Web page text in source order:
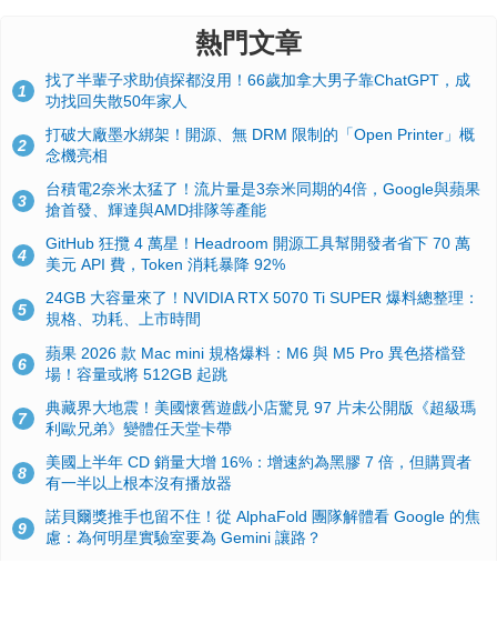
熱門文章
1
找了半輩子求助偵探都沒用！66歲加拿大男子靠ChatGPT，成
功找回失散50年家人
2
打破大廠墨水綁架！開源、無 DRM 限制的「Open Printer」概
念機亮相
3
台積電2奈米太猛了！流片量是3奈米同期的4倍，Google與蘋果
搶首發、輝達與AMD排隊等產能
4
GitHub 狂攬 4 萬星！Headroom 開源工具幫開發者省下 70 萬
美元 API 費，Token 消耗暴降 92%
5
24GB 大容量來了！NVIDIA RTX 5070 Ti SUPER 爆料總整理：
規格、功耗、上市時間
6
蘋果 2026 款 Mac mini 規格爆料：M6 與 M5 Pro 異色搭檔登
場！容量或將 512GB 起跳
7
典藏界大地震！美國懷舊遊戲小店驚見 97 片未公開版《超級瑪
利歐兄弟》變體任天堂卡帶
8
美國上半年 CD 銷量大增 16%：增速約為黑膠 7 倍，但購買者
有一半以上根本沒有播放器
9
諾貝爾獎推手也留不住！從 AlphaFold 團隊解體看 Google 的焦
慮：為何明星實驗室要為 Gemini 讓路？